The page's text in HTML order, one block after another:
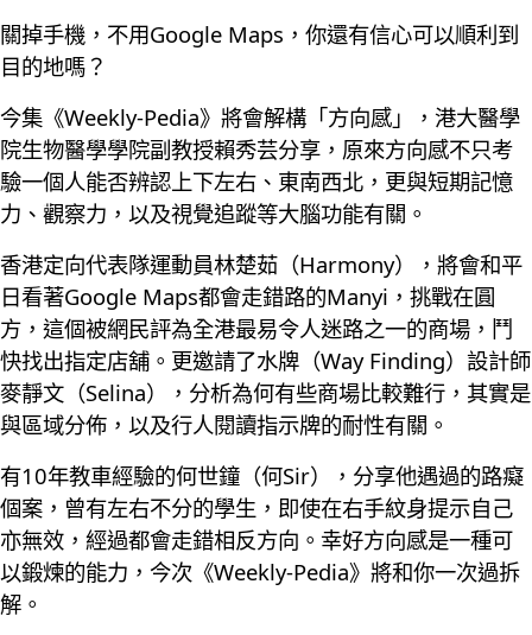
關掉手機，不用Google Maps，你還有信心可以順利到
目的地嗎？
今集《Weekly-Pedia》將會解構「方向感」，港大醫學
院生物醫學學院副教授賴秀芸分享，原來方向感不只考
驗一個人能否辨認上下左右、東南西北，更與短期記憶
力、觀察力，以及視覺追蹤等大腦功能有關。
香港定向代表隊運動員林楚茹（Harmony），將會和平
日看著Google Maps都會走錯路的Manyi，挑戰在圓
方，這個被網民評為全港最易令人迷路之一的商場，鬥
快找出指定店舖。更邀請了水牌（Way Finding）設計師
麥靜文（Selina），分析為何有些商場比較難行，其實是
與區域分佈，以及行人閱讀指示牌的耐性有關。
有10年教車經驗的何世鐘（何Sir），分享他遇過的路癡
個案，曾有左右不分的學生，即使在右手紋身提示自己
亦無效，經過都會走錯相反方向。幸好方向感是一種可
以鍛煉的能力，今次《Weekly-Pedia》將和你一次過拆
解。